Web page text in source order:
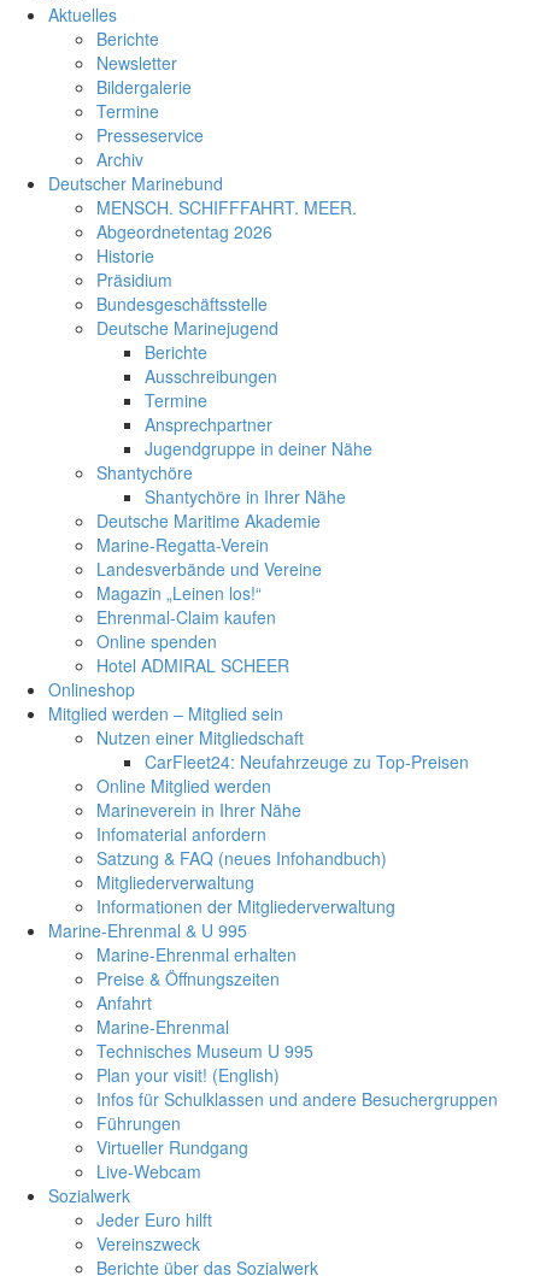
Aktuelles
Berichte
Newsletter
Bildergalerie
Termine
Presseservice
Archiv
Deutscher Marinebund
MENSCH. SCHIFFFAHRT. MEER.
Abgeordnetentag 2026
Historie
Präsidium
Bundesgeschäftsstelle
Deutsche Marinejugend
Berichte
Ausschreibungen
Termine
Ansprechpartner
Jugendgruppe in deiner Nähe
Shantychöre
Shantychöre in Ihrer Nähe
Deutsche Maritime Akademie
Marine-Regatta-Verein
Landesverbände und Vereine
Magazin „Leinen los!“
Ehrenmal-Claim kaufen
Online spenden
Hotel ADMIRAL SCHEER
Onlineshop
Mitglied werden – Mitglied sein
Nutzen einer Mitgliedschaft
CarFleet24: Neufahrzeuge zu Top-Preisen
Online Mitglied werden
Marineverein in Ihrer Nähe
Infomaterial anfordern
Satzung & FAQ (neues Infohandbuch)
Mitgliederverwaltung
Informationen der Mitgliederverwaltung
Marine-Ehrenmal & U 995
Marine-Ehrenmal erhalten
Preise & Öffnungszeiten
Anfahrt
Marine-Ehrenmal
Technisches Museum U 995
Plan your visit! (English)
Infos für Schulklassen und andere Besuchergruppen
Führungen
Virtueller Rundgang
Live-Webcam
Sozialwerk
Jeder Euro hilft
Vereinszweck
Berichte über das Sozialwerk